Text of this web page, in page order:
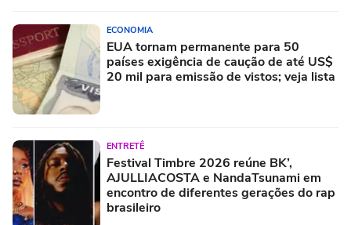
ECONOMIA
EUA tornam permanente para 50
países exigência de caução de até US$
20 mil para emissão de vistos; veja lista
ENTRETÊ
Festival Timbre 2026 reúne BK’,
AJULLIACOSTA e NandaTsunami em
encontro de diferentes gerações do rap
brasileiro